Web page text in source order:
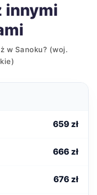
innymi
w Sanoku? (woj.
659 zł
666 zł
676 zł